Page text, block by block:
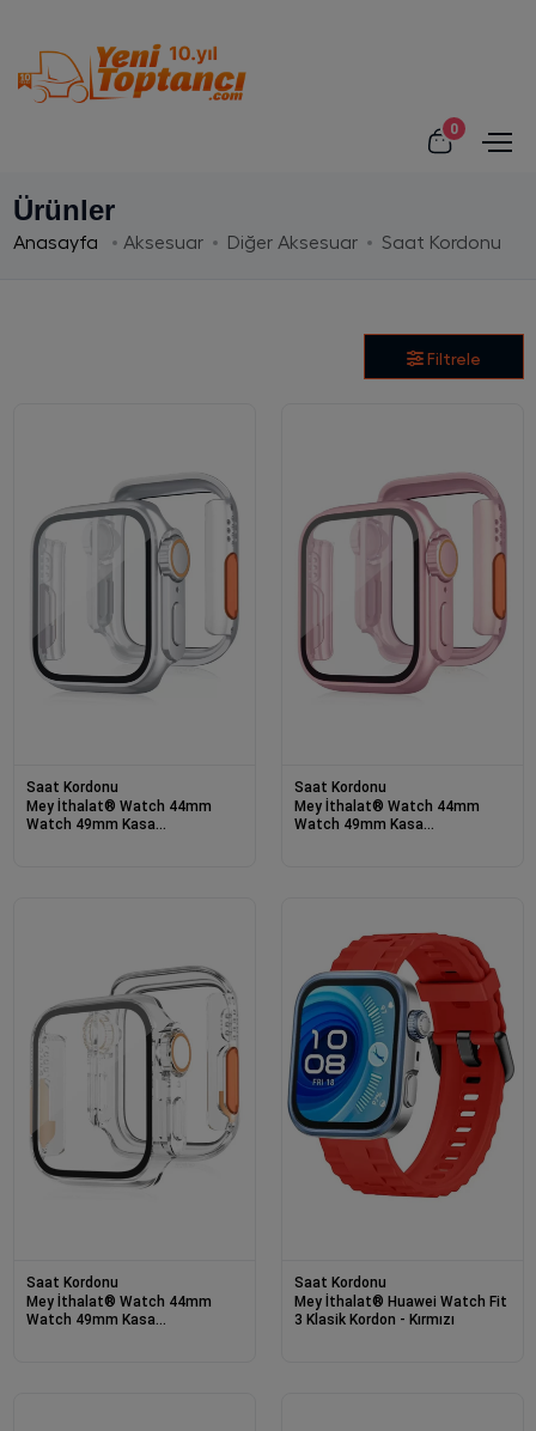
0
Ürünler
Anasayfa Aksesuar Diğer Aksesuar Saat Kordonu
Filtrele
Saat Kordonu
Mey İthalat® Watch 44mm
Watch 49mm Kasa
Saat Kordonu
Mey İthalat® Watch 44mm
Watch 49mm Kasa
Saat Kordonu
Mey İthalat® Watch 44mm
Watch 49mm Kasa
Saat Kordonu
Mey İthalat® Huawei Watch Fit
3 Klasik Kordon - Kırmızı